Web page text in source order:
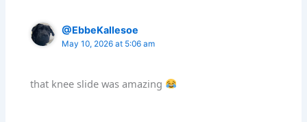
@EbbeKallesoe
May 10, 2026 at 5:06 am
that knee slide was amazing